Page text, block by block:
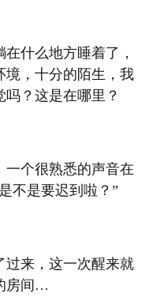
什么地方睡着了，
境，十分的陌生，我
？这是在哪里？
一个很熟悉的声音在
不是要迟到啦？”
过来，这一次醒来就
房间…